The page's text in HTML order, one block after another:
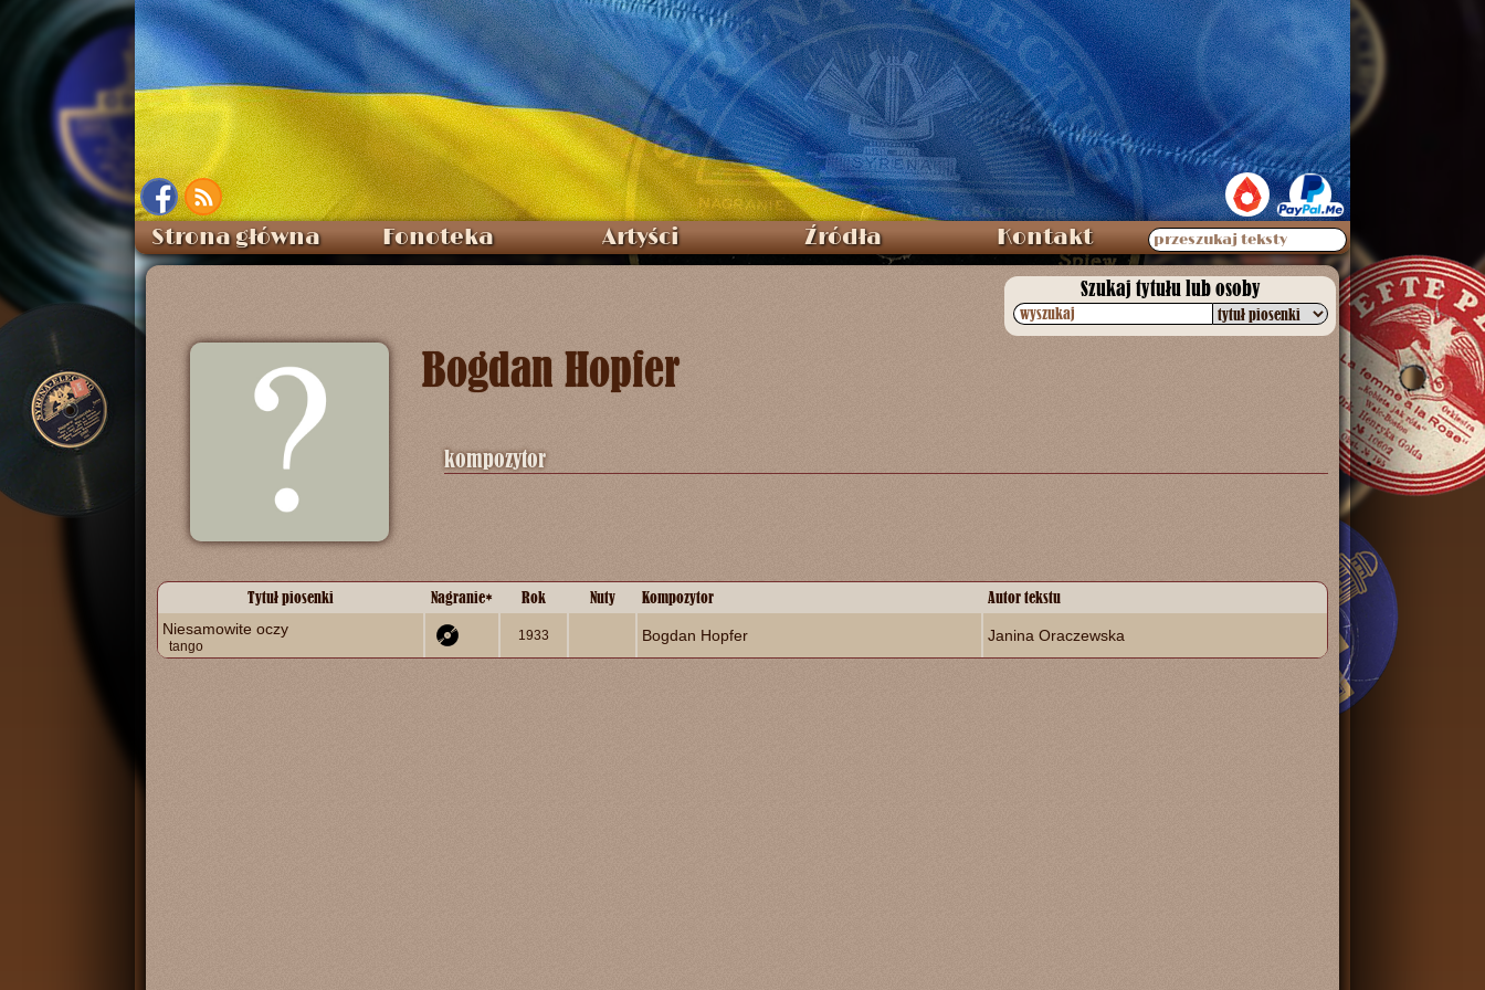
Strona główna Fonoteka Artyści Źródła Kontakt przeszukaj teksty
Szukaj tytułu lub osoby
wyszukaj
Bogdan Hopfer
kompozytor
Tytuł piosenki Nagranie* Rok Nuty Kompozytor Autor tekstu
Niesamowite oczy
tango
1933 Bogdan Hopfer Janina Oraczewska